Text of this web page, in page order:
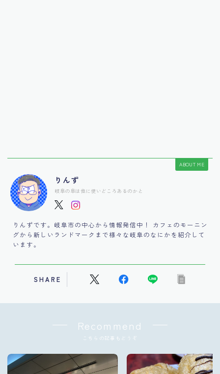
ABOUT ME
りんず
岐阜の阜は他に使いどころあるのかと
りんずです。岐阜市の中心から情報発信中！ カフェのモーニン
グから新しいランドマークまで様々な岐阜のなにかを紹介して
います。
SHARE
Recommend
こちらの記事もどうぞ